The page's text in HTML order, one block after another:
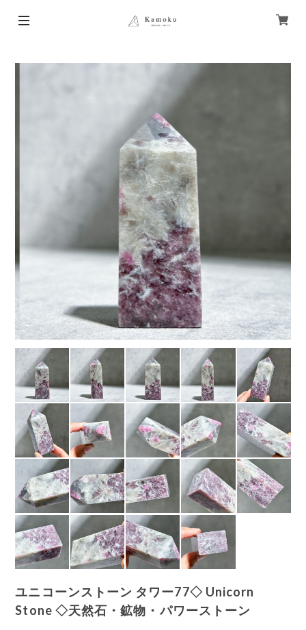
ユニコーンストーン タワー77◇ Unicorn
Stone ◇天然石・鉱物・パワーストーン